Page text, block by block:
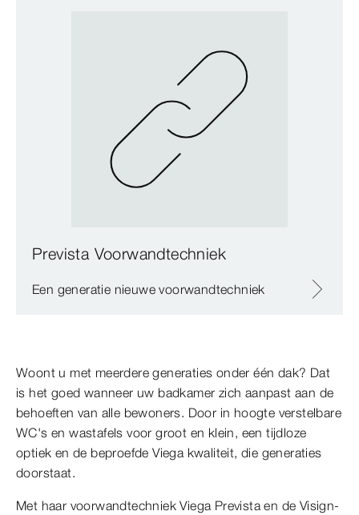
Prevista Voorwandtechniek
Een generatie nieuwe voorwandtechniek
Woont u met meerdere generaties onder één dak? Dat
is het goed wanneer uw badkamer zich aanpast aan de
behoeften van alle bewoners. Door in hoogte verstelbare
WC's en wastafels voor groot en klein, een tijdloze
optiek en de beproefde Viega kwaliteit, die generaties
doorstaat.
Met haar voorwandtechniek Viega Prevista en de Visign-